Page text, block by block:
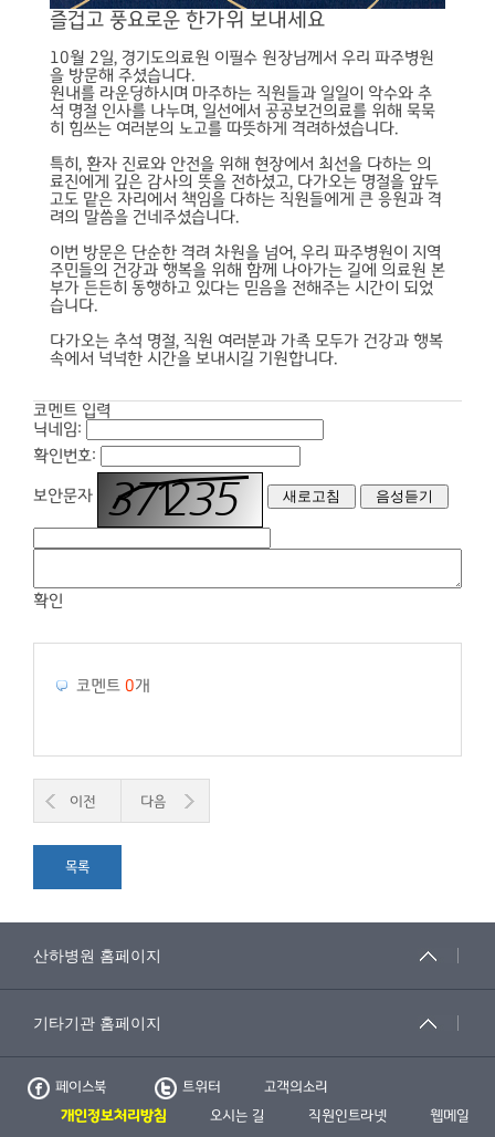
즐겁고 풍요로운 한가위 보내세요
10월 2일, 경기도의료원 이필수 원장님께서 우리 파주병원
을 방문해 주셨습니다.
원내를 라운딩하시며 마주하는 직원들과 일일이 악수와 추
석 명절 인사를 나누며, 일선에서 공공보건의료를 위해 묵묵
히 힘쓰는 여러분의 노고를 따뜻하게 격려하셨습니다.
특히, 환자 진료와 안전을 위해 현장에서 최선을 다하는 의
료진에게 깊은 감사의 뜻을 전하셨고, 다가오는 명절을 앞두
고도 맡은 자리에서 책임을 다하는 직원들에게 큰 응원과 격
려의 말씀을 건네주셨습니다.
이번 방문은 단순한 격려 차원을 넘어, 우리 파주병원이 지역
주민들의 건강과 행복을 위해 함께 나아가는 길에 의료원 본
부가 든든히 동행하고 있다는 믿음을 전해주는 시간이 되었
습니다.
다가오는 추석 명절, 직원 여러분과 가족 모두가 건강과 행복
속에서 넉넉한 시간을 보내시길 기원합니다.
코멘트 입력
닉네임:
확인번호:
보안문자
확인
코멘트 0개
이전 다음
목록
페이스북 트위터
고객의소리
개인정보처리방침
오시는 길 직원인트라넷 웹메일